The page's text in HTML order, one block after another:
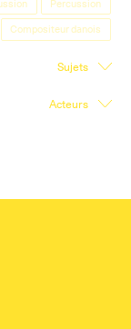
Percussion
Compositeur danois
Sujets
Acteurs